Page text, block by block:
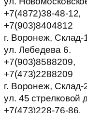
+7(4872)38-48-12,
+7(903)8404812
г. Воронеж, Склад-
ул. Лебедева 6.
+7(903)8588209,
+7(473)2288209
г. Воронеж, Склад-
ул. 45 стрелковой
+7(473)228-76-86,